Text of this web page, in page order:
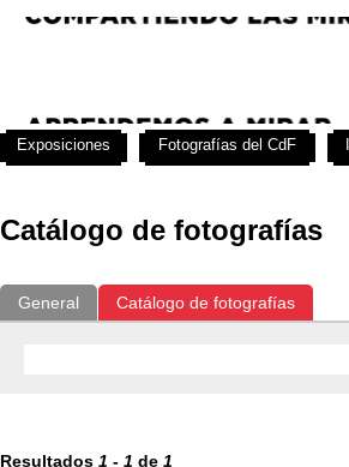
Catálogo de fotografías
General Catálogo de fotografías
Resultados 1 - 1 de 1
Exposiciones Fotografías del CdF